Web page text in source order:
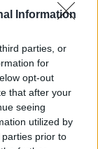
Information
parties, or
for
opt-out
that after your
seeing
utilized by
prior to
múlt héten
első
Denisz
A vállalat
technológiák,